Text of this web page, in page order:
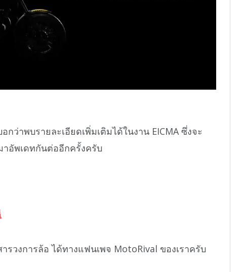
กว่าพบรายละเอียดเพิ่มเติมได้ในงาน EICMA ซึ่งจะ
าอัพเดทกันต่ออีกครั้งครับ
วงการล้อ ได้ทางแฟนเพจ MotoRival ของเราครับ